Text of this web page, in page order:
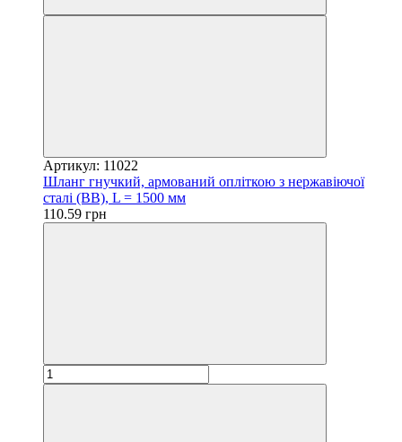
Артикул: 11022
Шланг гнучкий, армований опліткою з нержавіючої
сталі (ВВ), L = 1500 мм
110.59 грн